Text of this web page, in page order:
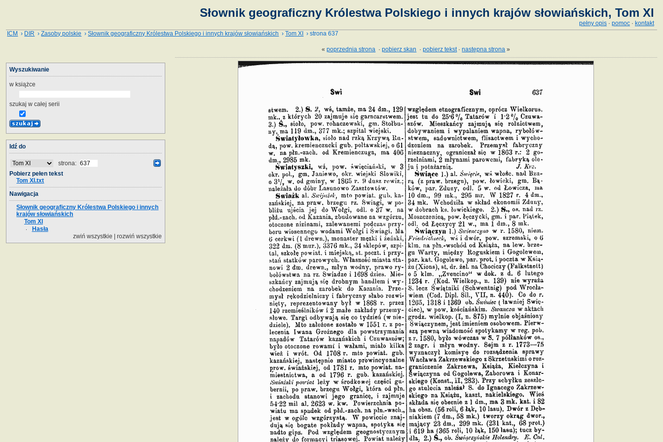
Słownik geograficzny Królestwa Polskiego i innych krajów słowiańskich, Tom XI
pełny opis · pomoc · kontakt
ICM › DIR ›Zasoby polskie ›Słownik geograficzny Królestwa Polskiego i innych krajów słowiańskich ›Tom XI › strona 637
«poprzednia strona ·pobierz skan ·pobierz tekst·następna strona »
Wyszukiwanie
w książce
szukaj w całej serii
Idź do
strona:
Pobierz pełen tekst
Tom XI.txt
Nawigacja
Słownik geograficzny Królestwa Polskiego i innych
krajów słowiańskich
Tom XI
Hasła
zwiń wszystkie |rozwiń wszystkie